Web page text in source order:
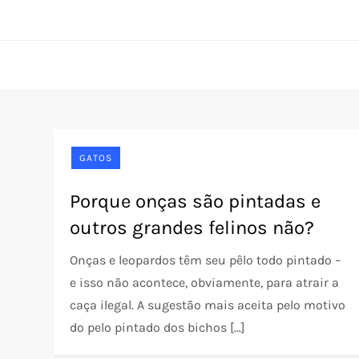
GATOS
Porque onças são pintadas e
outros grandes felinos não?
Onças e leopardos têm seu pêlo todo pintado –
e isso não acontece, obviamente, para atrair a
caça ilegal. A sugestão mais aceita pelo motivo
do pelo pintado dos bichos […]